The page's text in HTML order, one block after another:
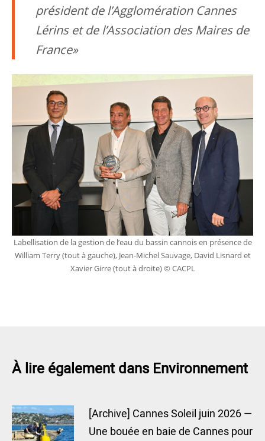
président de l’Agglomération Cannes
Lérins et de l’Association des Maires de
France
Labellisation de la gestion de l’eau du bassin cannois en présence de
William Terry (tout à gauche), Jean-Michel Sauvage, David Lisnard et
Xavier Girre (tout à droite) © CACPL
À lire également dans Environnement
[Archive] Cannes Soleil juin 2026 —
Une bouée en baie de Cannes pour